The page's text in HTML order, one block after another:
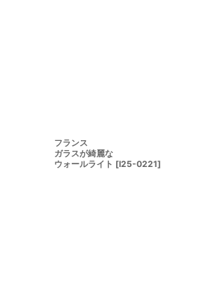
フランス
ガラスが綺麗な
ウォールライト [I25-0221]